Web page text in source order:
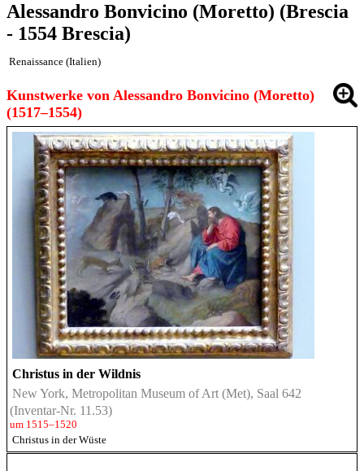
Alessandro Bonvicino (Moretto) (Brescia
- 1554 Brescia)
Renaissance (Italien)
Kunstwerke von Alessandro Bonvicino (Moretto)
(1517–1554)
Christus in der Wildnis
New York, Metropolitan Museum of Art (Met), Saal 642
(Inventar-Nr. 11.53)
um 1515–1520
Christus in der Wüste